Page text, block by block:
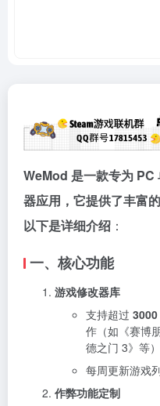
WeMod 是一款专为 PC
器应用，它提供了丰富
以下是详细介绍 ：
一、核心功能
游戏修改器库
支持超过
作（如《赛博
德之门 3》等
每周更新游戏
作弊功能定制